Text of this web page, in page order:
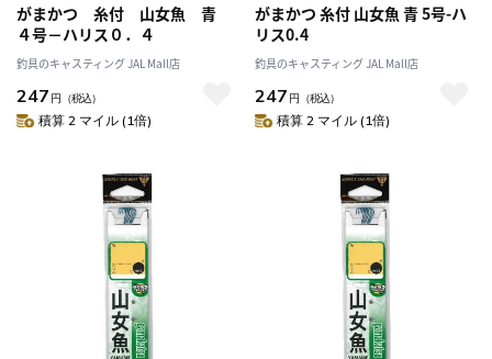
がまかつ 糸付 山女魚 青
４号－ハリス０．４
釣具のキャスティング JAL Mall店
247 円 （税込）
積算 2 マイル (1倍)
がまかつ 糸付 山女魚 青 5号-ハ
リス0.4
釣具のキャスティング JAL Mall店
247 円 （税込）
積算 2 マイル (1倍)